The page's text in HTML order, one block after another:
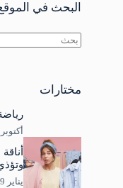
البحث في
نتائج
مختارات
أكتوبر 3, 2020
يناير 29, 2026